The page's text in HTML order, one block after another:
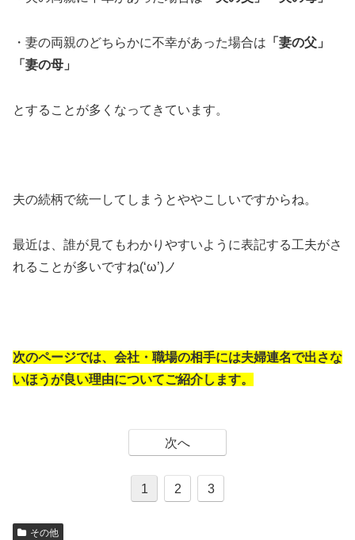
・妻の両親のどちらかに不幸があった場合は 「妻の父」
「妻の母」
とすることが多くなってきています。
夫の続柄で統一してしまうとややこしいですからね。
最近は、誰が見てもわかりやすいように表記する工夫がさ
れることが多いですね(‘ω’)ノ
次のページでは、会社・職場の相手には夫婦連名で出さな
いほうが良い理由についてご紹介します。
次へ
1 2 3
その他